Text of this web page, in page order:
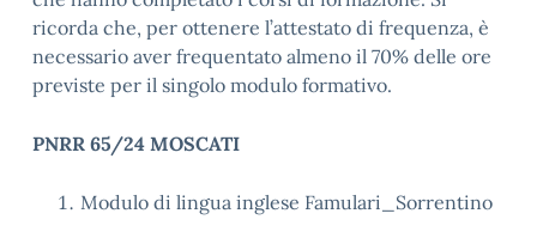
ricorda che, per ottenere l’attestato di frequenza, è
necessario aver frequentato almeno il 70% delle ore
previste per il singolo modulo formativo.
PNRR 65/24 MOSCATI
Modulo di lingua inglese Famulari_Sorrentino